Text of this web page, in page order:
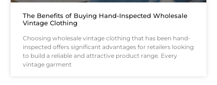
The Benefits of Buying Hand-Inspected Wholesale
Vintage Clothing
Choosing wholesale vintage clothing that has been hand-
inspected offers significant advantages for retailers looking
to build a reliable and attractive product range. Every
vintage garment